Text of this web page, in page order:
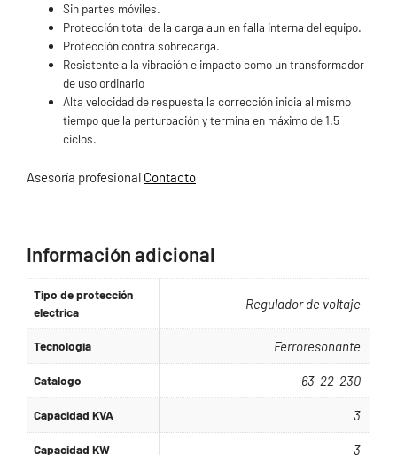
Sin partes móviles.
Protección total de la carga aun en falla interna del equipo.
Protección contra sobrecarga.
Resistente a la vibración e impacto como un transformador
de uso ordinario
Alta velocidad de respuesta la corrección inicia al mismo
tiempo que la perturbación y termina en máximo de 1.5
ciclos.
Asesoría profesional Contacto
Información adicional
Tipo de protección
electrica
Regulador de voltaje
Tecnologia Ferroresonante
Catalogo 63-22-230
Capacidad KVA 3
Capacidad KW 3